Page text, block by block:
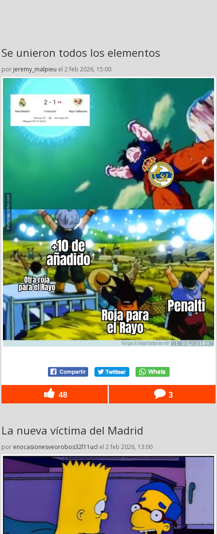
Se unieron todos los elementos
por jeremy_malpieu el 2 feb 2026, 15:00
48 3
La nueva víctima del Madrid
por enocasionesveorobos32l11ucl el 2 feb 2026, 13:00